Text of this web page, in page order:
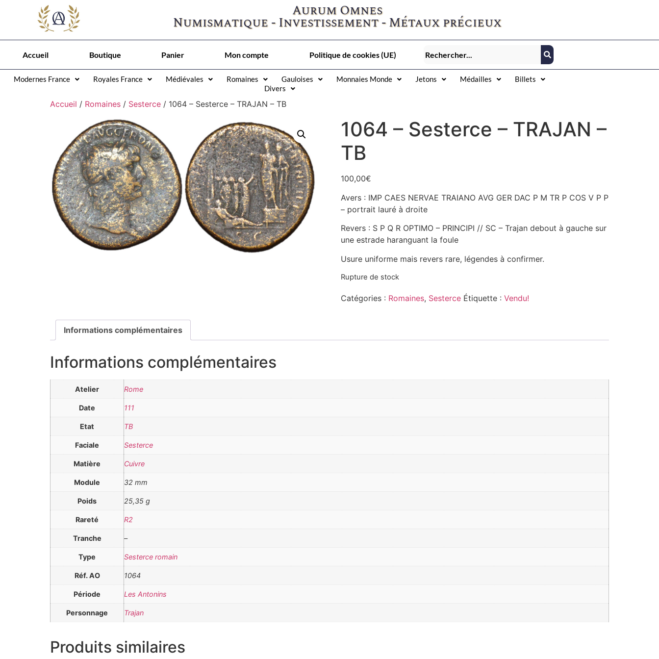
Aurum Omnes
Numismatique - Investissement - Métaux précieux
Accueil Boutique Panier Mon compte Politique de cookies (UE)
Modernes France Royales France Médiévales Romaines Gauloises Monnaies Monde Jetons Médailles
Billets
Divers
Accueil / Romaines / Sesterce / 1064 – Sesterce – TRAJAN – TB
1064 – Sesterce – TRAJAN –
TB
100,00€
Avers : IMP CAES NERVAE TRAIANO AVG GER DAC P M TR P COS V P P
– portrait lauré à droite
Revers : S P Q R OPTIMO – PRINCIPI // SC – Trajan debout à gauche sur
une estrade haranguant la foule
Usure uniforme mais revers rare, légendes à confirmer.
Rupture de stock
Catégories : Romaines, Sesterce Étiquette : Vendu!
Informations complémentaires
Informations complémentaires
Atelier Rome
Date 111
Etat TB
Faciale Sesterce
Matière Cuivre
Module 32 mm
Poids 25,35 g
Rareté R2
Tranche –
Type Sesterce romain
Réf. AO 1064
Période Les Antonins
Personnage Trajan
Produits similaires